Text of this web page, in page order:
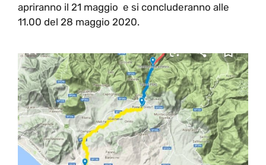
apriranno il 21 maggio e si concluderanno alle
11.00 del 28 maggio 2020.